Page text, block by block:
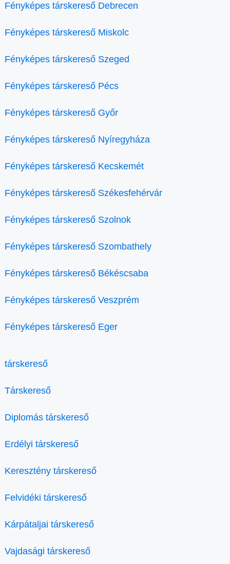
Fényképes társkereső Debrecen
Fényképes társkereső Miskolc
Fényképes társkereső Szeged
Fényképes társkereső Pécs
Fényképes társkereső Győr
Fényképes társkereső Nyíregyháza
Fényképes társkereső Kecskemét
Fényképes társkereső Székesfehérvár
Fényképes társkereső Szolnok
Fényképes társkereső Szombathely
Fényképes társkereső Békéscsaba
Fényképes társkereső Veszprém
Fényképes társkereső Eger
társkereső
Társkereső
Diplomás társkereső
Erdélyi társkereső
Keresztény társkereső
Felvidéki társkereső
Kárpátaljai társkereső
Vajdasági társkereső